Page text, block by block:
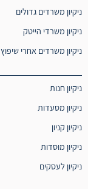
ניקיון משרדים גדולים
ניקיון משרדי הייטק
ניקיון משרדים אחרי שיפוץ
ניקיון חנות
ניקיון מסעדות
ניקיון קניון
ניקיון מוסדות
ניקיון לעסקים